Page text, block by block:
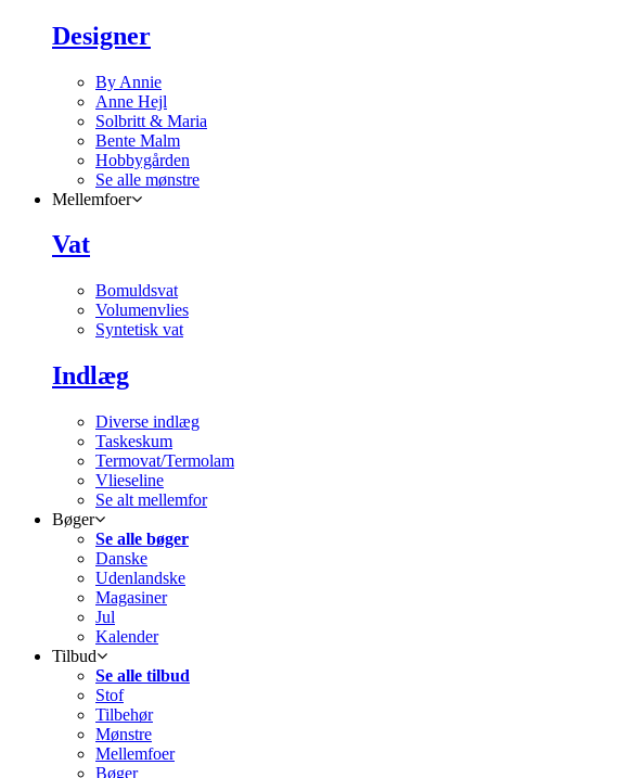
Designer
By Annie
Anne Hejl
Solbritt & Maria
Bente Malm
Hobbygården
Se alle mønstre
Mellemfoer
Vat
Bomuldsvat
Volumenvlies
Syntetisk vat
Indlæg
Diverse indlæg
Taskeskum
Termovat/Termolam
Vlieseline
Se alt mellemfor
Bøger
Se alle bøger
Danske
Udenlandske
Magasiner
Jul
Kalender
Tilbud
Se alle tilbud
Stof
Tilbehør
Mønstre
Mellemfoer
Bøger